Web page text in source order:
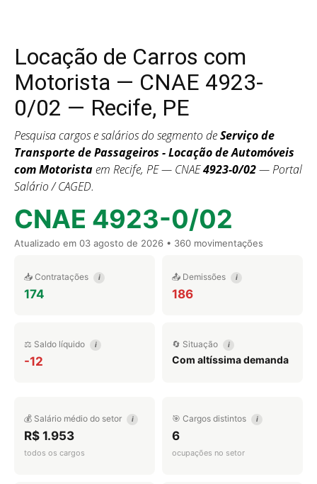
Locação de Carros com
Motorista — CNAE 4923-
0/02 — Recife, PE
Pesquisa cargos e salários do segmento deServiço de
Transporte de Passageiros - Locação de Automóveis
com Motoristaem Recife, PE — CNAE4923-0/02— Portal
Salário / CAGED.
CNAE 4923-0/02
Atualizado em 03 agosto de 2026 • 360 movimentações
📥 Contratações i
174
📤 Demissões i
186
⚖️ Saldo líquido i
-12
🔄 Situação i
Com altíssima demanda
💰 Salário médio do setor i
R$ 1.953
todos os cargos
🎯 Cargos distintos i
6
ocupações no setor